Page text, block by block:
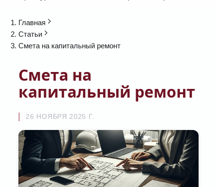
Главная
Статьи
Смета на капитальный ремонт
Смета на
капитальный ремонт
26 НОЯБРЯ 2025 Г.